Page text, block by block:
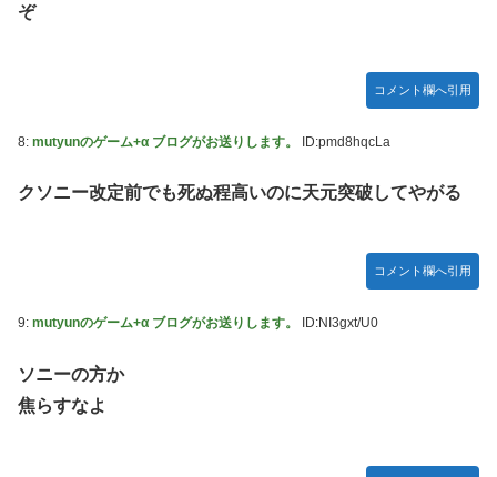
冨里奈央ちゃん、おへそ見せガチでエグいって・・・
ぞ
コメント欄へ引用
8: mutyunのゲーム+α ブログがお送りします。 ID:pmd8hqcLa
クソニー改定前でも死ぬ程高いのに天元突破してやがる
コメント欄へ引用
9: mutyunのゲーム+α ブログがお送りします。 ID:NI3gxt/U0
ソニーの方か
焦らすなよ